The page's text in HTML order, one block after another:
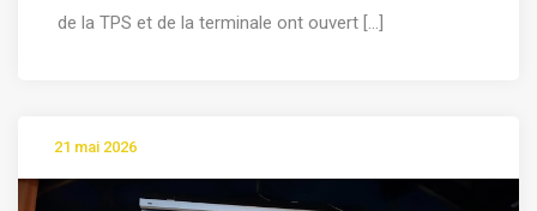
de la TPS et de la terminale ont ouvert [...]
21 mai 2026